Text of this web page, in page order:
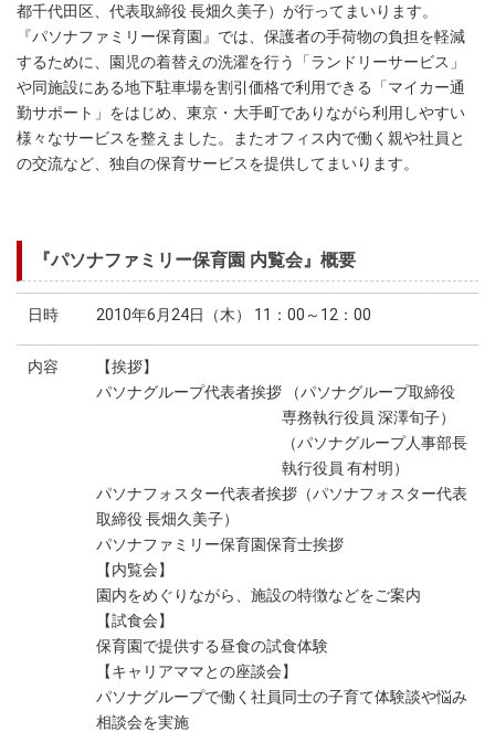
都千代田区、代表取締役 長畑久美子）が行ってまいります。
『パソナファミリー保育園』では、保護者の手荷物の負担を軽減
するために、園児の着替えの洗濯を行う「ランドリーサービス」
や同施設にある地下駐車場を割引価格で利用できる「マイカー通
勤サポート」をはじめ、東京・大手町でありながら利用しやすい
様々なサービスを整えました。またオフィス内で働く親や社員と
の交流など、独自の保育サービスを提供してまいります。
『パソナファミリー保育園 内覧会』概要
日時 2010年6月24日（木） 11：00～12：00
内容
【挨拶】
パソナグループ代表者挨拶 （パソナグループ取締役
専務執行役員 深澤旬子）
（パソナグループ人事部長
執行役員 有村明）
パソナフォスター代表者挨拶（パソナフォスター代表
取締役 長畑久美子）
パソナファミリー保育園保育士挨拶
【内覧会】
園内をめぐりながら、施設の特徴などをご案内
【試食会】
保育園で提供する昼食の試食体験
【キャリアママとの座談会】
パソナグループで働く社員同士の子育て体験談や悩み
相談会を実施